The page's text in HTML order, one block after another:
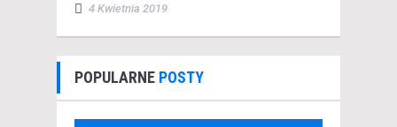
4 Kwietnia 2019
POPULARNE POSTY